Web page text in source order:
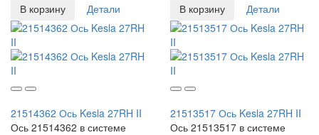
В корзину
Детали
В корзину
Детали
21514362 Ось Kesla 27RH II
Ось 21514362 в системе
21513517 Ось Kesla 27RH II
Ось 21513517 в системе